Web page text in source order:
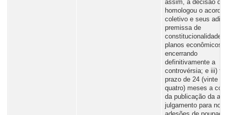
assim, à decisão que
homologou o acordo
coletivo e seus
premissa de
constitucionalidade
planos econômicos,
encerrando
definitivamente a
controvérsia; e iii)
prazo de 24 (vinte e
quatro) meses a
da publicação da ata
julgamento para